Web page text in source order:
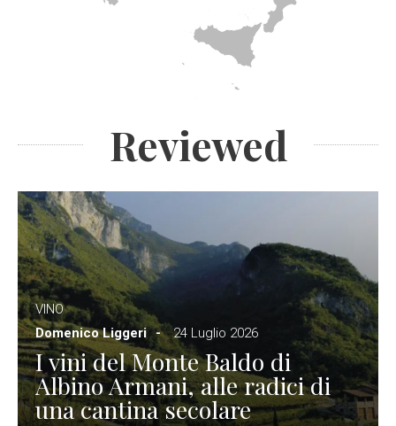
Reviewed
VINO
Domenico Liggeri
24 Luglio 2026
I vini del Monte Baldo di
Albino Armani, alle radici di
una cantina secolare